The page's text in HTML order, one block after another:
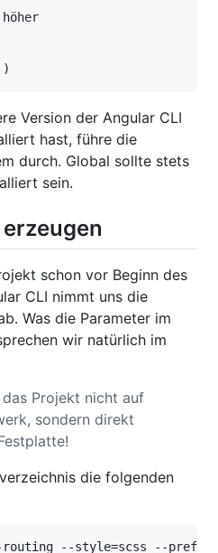
Version der Angular CLI
hast, führe die
durch. Global sollte stets
sein.
schon vor Beginn des
CLI nimmt uns die
Was die Parameter im
wir natürlich im
Projekt nicht auf
sondern direkt
die folgenden